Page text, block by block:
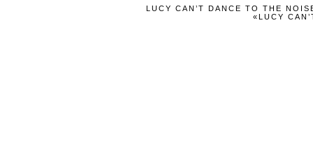
LUCY CAN’T DANCE TO THE
«LUCY